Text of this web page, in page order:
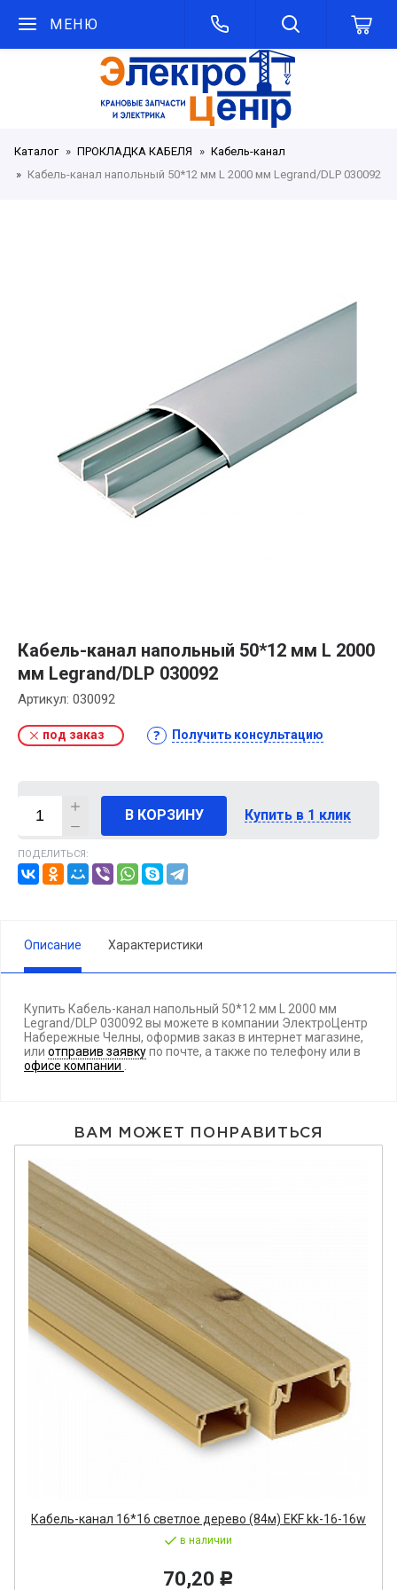
МЕНЮ
Каталог ПРОКЛАДКА КАБЕЛЯ
Кабель-канал
Кабель-канал напольный 50*12 мм L 2000 мм Legrand/DLP 030092
Кабель-канал напольный 50*12 мм L 2000
мм Legrand/DLP 030092
Артикул: 030092
под заказ Получить консультацию
В КОРЗИНУ Купить в 1 клик
ПОДЕЛИТЬСЯ:
Описание Характеристики
Купить Кабель-канал напольный 50*12 мм L 2000 мм
Legrand/DLP 030092 вы можете в компании ЭлектроЦентр
Набережные Челны, оформив заказ в интернет магазине,
или отправив заявкупо почте, а также по телефонуили в
офисе компании
ВАМ МОЖЕТ ПОНРАВИТЬСЯ
Кабель-канал 16*16 светлое дерево (84м) EKF kk-16-16w
в наличии
70,20 Р